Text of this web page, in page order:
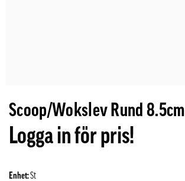
Scoop/Wokslev Rund 8.5cm
Logga in för pris!
Enhet:St